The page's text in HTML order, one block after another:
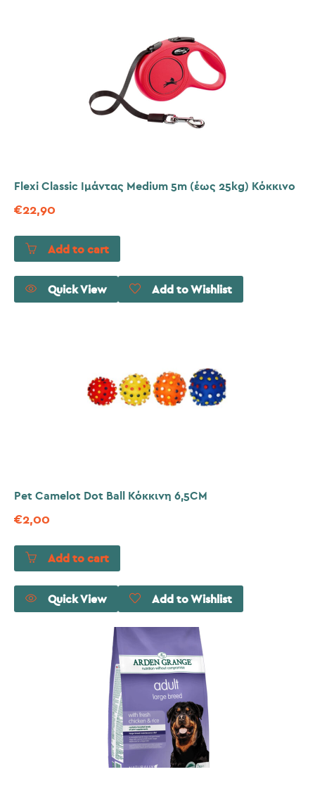
Flexi Classic Ιμάντας Medium 5m (έως 25kg) Κόκκινο
€22,90
Add to cart
Quick View Add to Wishlist
Pet Camelot Dot Ball Κόκκινη 6,5CM
€2,00
Add to cart
Quick View Add to Wishlist